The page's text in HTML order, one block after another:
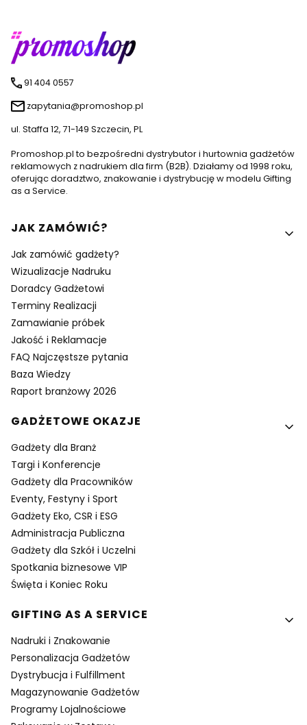
91 404 0557
zapytania@promoshop.pl
ul. Staffa 12, 71-149 Szczecin, PL
Promoshop.pl to bezpośredni dystrybutor i hurtownia gadżetów
reklamowych z nadrukiem dla firm (B2B). Działamy od 1998 roku,
oferując doradztwo, znakowanie i dystrybucję w modelu Gifting
as a Service.
Linki w stopce
JAK ZAMÓWIĆ?
Jak zamówić gadżety?
Wizualizacje Nadruku
Doradcy Gadżetowi
Terminy Realizacji
Zamawianie próbek
Jakość i Reklamacje
FAQ Najczęstsze pytania
Baza Wiedzy
Raport branżowy 2026
GADŻETOWE OKAZJE
Gadżety dla Branż
Targi i Konferencje
Gadżety dla Pracowników
Eventy, Festyny i Sport
Gadżety Eko, CSR i ESG
Administracja Publiczna
Gadżety dla Szkół i Uczelni
Spotkania biznesowe VIP
Święta i Koniec Roku
GIFTING AS A SERVICE
Nadruki i Znakowanie
Personalizacja Gadżetów
Dystrybucja i Fulfillment
Magazynowanie Gadżetów
Programy Lojalnościowe